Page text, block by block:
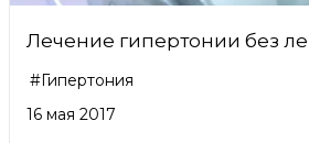
Лечение гипертонии без
#Гипертония
16 мая 2017